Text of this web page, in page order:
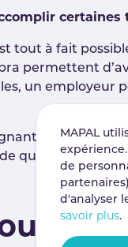
certaines
tout à fait
permettent
un employeur
: le candidat
qualité sans
MAPAL
de
d'analyser
savoir plus.